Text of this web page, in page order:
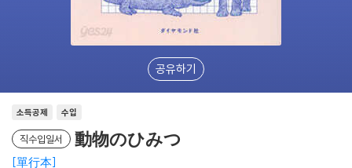
공유하기
소득공제 수입
직수입일서 動物のひみつ
單行本